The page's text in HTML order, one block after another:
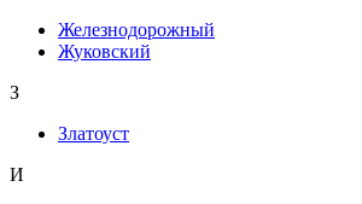
Железнодорожный
Жуковский
З
Златоуст
И